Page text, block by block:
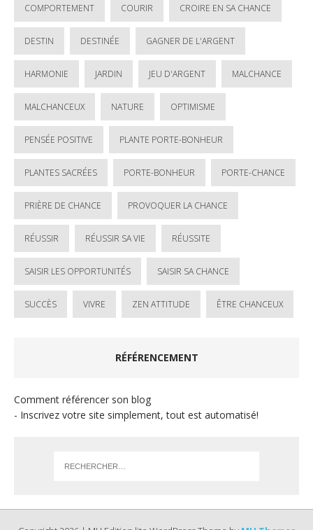
COMPORTEMENT COURIR CROIRE EN SA CHANCE
DESTIN DESTINÉE GAGNER DE L'ARGENT
HARMONIE JARDIN JEU D'ARGENT MALCHANCE
MALCHANCEUX NATURE OPTIMISME
PENSÉE POSITIVE PLANTE PORTE-BONHEUR
PLANTES SACRÉES PORTE-BONHEUR PORTE-CHANCE
PRIÈRE DE CHANCE PROVOQUER LA CHANCE
RÉUSSIR RÉUSSIR SA VIE RÉUSSITE
SAISIR LES OPPORTUNITÉS SAISIR SA CHANCE
SUCCÈS VIVRE ZEN ATTITUDE ÊTRE CHANCEUX
RÉFÉRENCEMENT
Comment référencer son blog
- Inscrivez votre site simplement, tout est automatisé!